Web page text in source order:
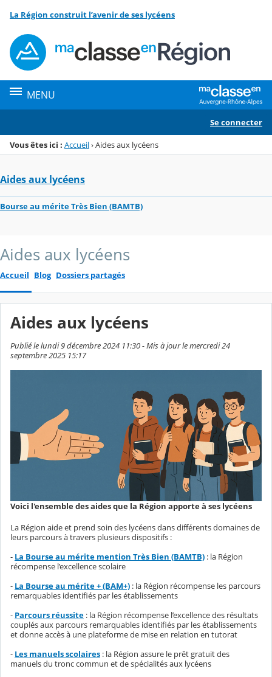
Menu de la rubrique
Contenu
La Région construit l’avenir de ses lycéens
MENU
Se connecter
Vous êtes ici : Accueil›Aides aux lycéens
Aides aux lycéens
Bourse au mérite Très Bien (BAMTB)
Aides aux lycéens
Accueil Blog Dossiers partagés
Aides aux lycéens
Publié le lundi 9 décembre 2024 11:30 - Mis à jour le mercredi 24
septembre 2025 15:17
Voici l'ensemble des aides que la Région apporte à ses lycéens
La Région aide et prend soin des lycéens dans différents domaines de
leurs parcours à travers plusieurs dispositifs :
- La Bourse au mérite mention Très Bien (BAMTB) : la Région
récompense l’excellence scolaire
- La Bourse au mérite + (BAM+) : la Région récompense les parcours
remarquables identifiés par les établissements
- Parcours réussite : la Région récompense l’excellence des résultats
couplés aux parcours remarquables identifiés par les établissements
et donne accès à une plateforme de mise en relation en tutorat
- Les manuels scolaires : la Région assure le prêt gratuit des
manuels du tronc commun et de spécialités aux lycéens